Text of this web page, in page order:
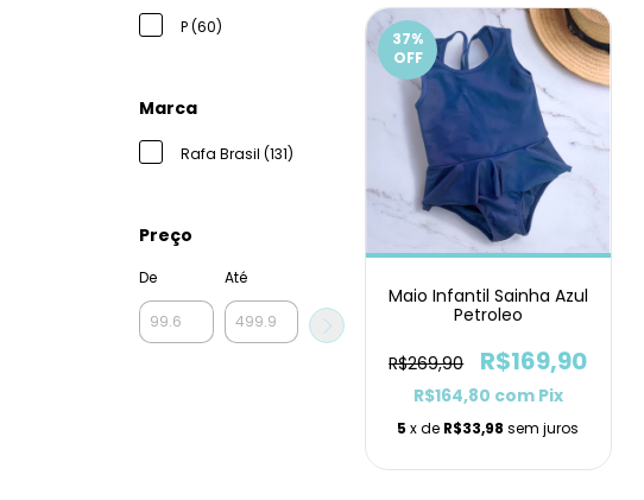
P (60)
Marca
Rafa Brasil (131)
Preço
De Até
37%
OFF
Maio Infantil Sainha Azul
Petroleo
R$269,90 R$169,90
R$164,80 com Pix
5 x de R$33,98 sem juros